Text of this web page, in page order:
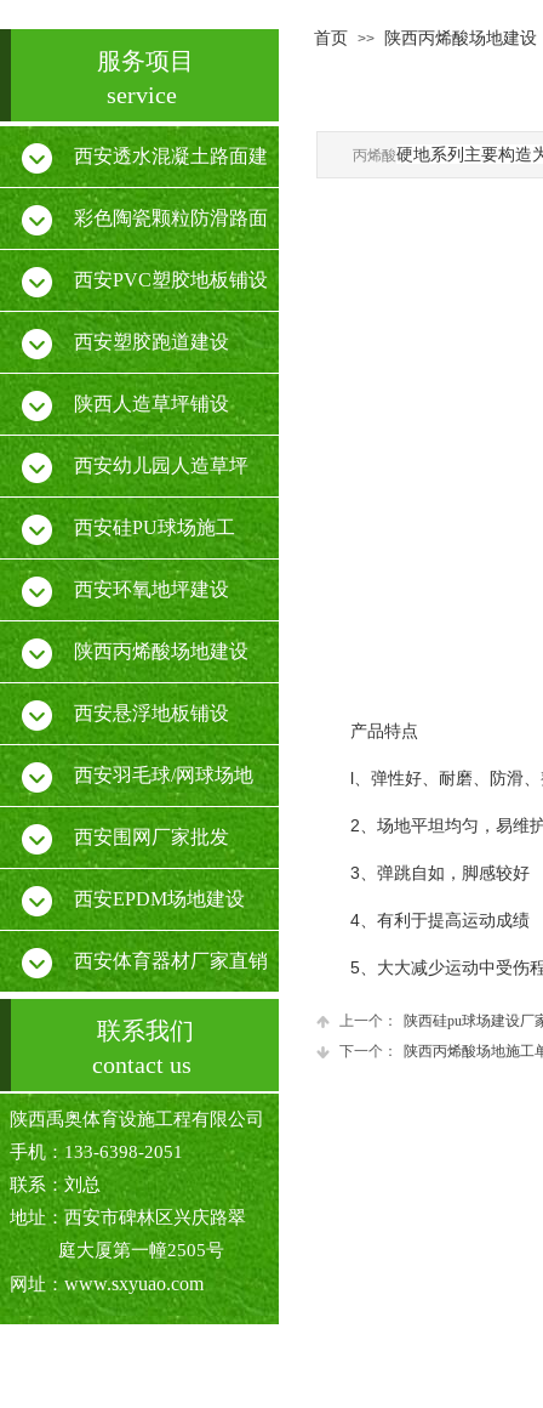
服务项目
service
首页 >> 陕西丙烯酸场地建设
丙烯酸硬地系列主要构造
产品特点
l、弹性好、耐磨、防滑
2、场地平坦均匀，易维
3、弹跳自如，脚感较好
4、有利于提高运动成绩
5、大大减少运动中受伤
上一个：
陕西硅pu球场建设厂
下一个：
陕西丙烯酸场地施工
西安透水混凝土路面建
设 彩色陶瓷颗粒防滑路面
施工 西安PVC塑胶地板铺设
厂家 西安塑胶跑道建设
陕西人造草坪铺设
西安幼儿园人造草坪
西安硅PU球场施工
西安环氧地坪建设
陕西丙烯酸场地建设
西安悬浮地板铺设
西安羽毛球/网球场地
西安围网厂家批发
西安EPDM场地建设
西安体育器材厂家直销
联系我们
contact us
陕西禹奥体育设施工程有限公司
手机：133-6398-2051
联系：刘总
地址：西安市碑林区兴庆路翠
庭大厦第一幢2505号
网址：www.sxyuao.com